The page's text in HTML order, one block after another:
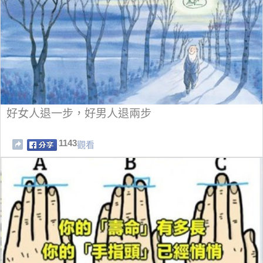
好女人退一步，好男人退兩步
1143觀看